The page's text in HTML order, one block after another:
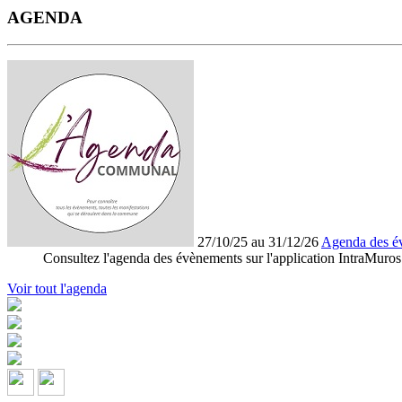
AGENDA
27/10/25 au 31/12/26 Agenda des
Consultez l'agenda des évènements sur l'application IntraMuros
Voir tout l'agenda